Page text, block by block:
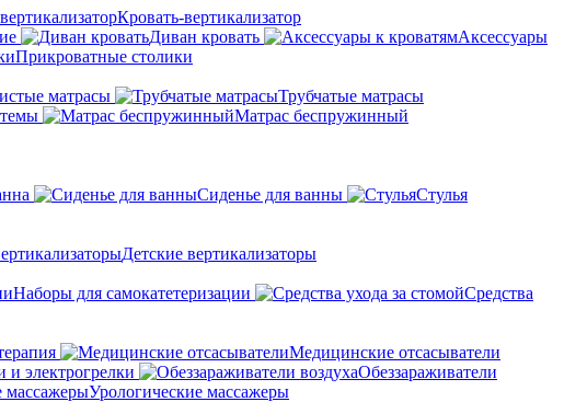
Кровать-вертикализатор
Диван кровать
Аксессуары
Прикроватные столики
матрасы
Трубчатые матрасы
Матрас беспружинный
Сиденье для ванны
Стулья
Детские вертикализаторы
Наборы для самокатетеризации
Средства
Медицинские отсасыватели
и электрогрелки
Обеззараживатели
Урологические массажеры